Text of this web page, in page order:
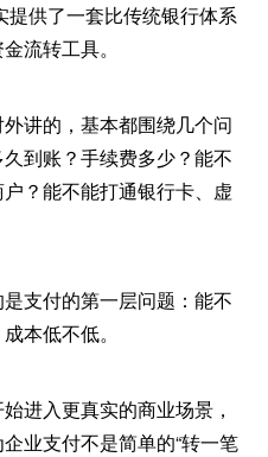
供了一套比传统银行体系
流转工具。
讲的，基本都围绕几个问
到账？手续费多少？能不
？能不能打通银行卡、虚
支付的第一层问题：能不
本低不低。
进入更真实的商业场景，
业支付不是简单的“转一笔